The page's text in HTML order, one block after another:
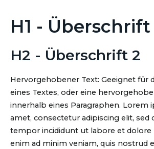
H1 - Überschrift
H2 - Überschrift 2
Hervorgehobener Text: Geeignet für
eines Textes, oder eine
innerhalb eines Paragraphen. Lorem
amet, consectetur adipiscing elit, sed
tempor incididunt ut labore et dolore
enim ad minim veniam, quis nostrud